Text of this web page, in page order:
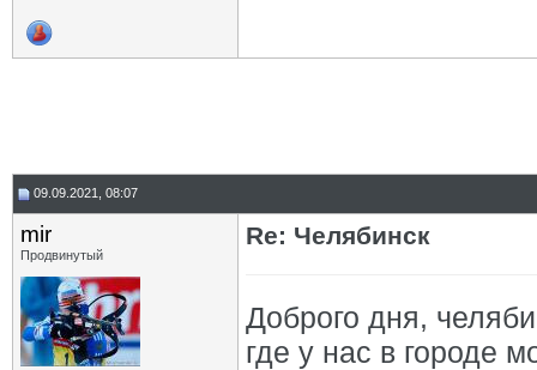
09.09.2021, 08:07
mir
Продвинутый
Re: Челябинск
Доброго дня,
где у нас в городе